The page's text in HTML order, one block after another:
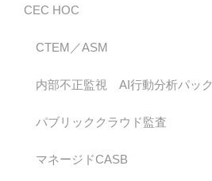
CEC HOC
CTEM／ASM
内部不正監視 AI行動分析パック
パブリッククラウド監査
マネージドCASB